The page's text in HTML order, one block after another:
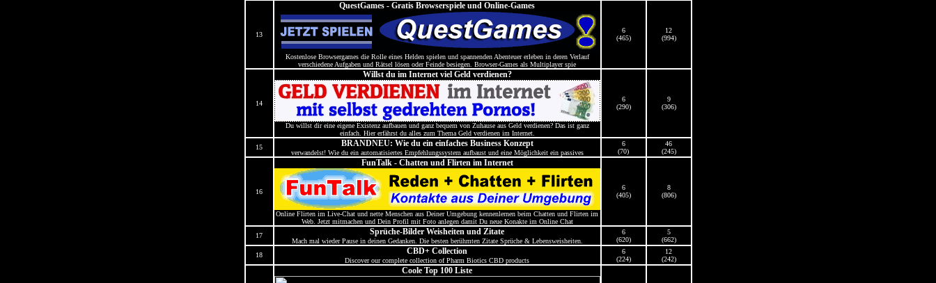
13
QuestGames - Gratis Browserspiele und Online-Games
Kostenlose Browsergames die Rolle eines Helden spielen und spannenden Abenteuer erleben in deren Verlauf
verschiedene Aufgaben und Rätsel lösen oder Feinde besiegen. Browser-Games als Multiplayer spie
6
(465)
12
(994)
14
Willst du im Internet viel Geld verdienen?
Du willst dir eine eigene Existenz aufbauen und ganz bequem von Zuhause aus Geld verdienen? Das ist ganz
einfach. Hier erfährst du alles zum Thema Geld verdienen im Internet.
6
(290)
9
(306)
15 BRANDNEU: Wie du ein einfaches Business Konzept
verwandelst! Wie du ein automatisiertes Empfehlungssystem aufbaust und eine Möglichkeit ein passives
6
(70)
46
(245)
16
FunTalk - Chatten und Flirten im Internet
Online Flirten im Live-Chat und nette Menschen aus Deiner Umgebung kennenlernen beim Chatten und Flirten im
Web. Jetzt mitmachen und Dein Profil mit Foto anlegen damit Du neue Konakte im Online Chat
6
(405)
8
(806)
17 Sprüche-Bilder Weisheiten und Zitate
Mach mal wieder Pause in deinen Gedanken. Die besten berühmten Zitate Sprüche & Lebensweisheiten.
6
(620)
5
(662)
18
CBD+ Collection
Discover our complete collection of Pharm Biotics CBD products
6
(224)
12
(242)
Coole Top 100 Liste